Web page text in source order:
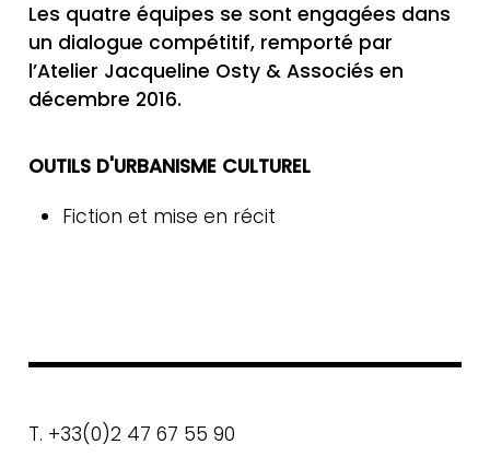
Les quatre équipes se sont engagées dans
un dialogue compétitif, remporté par
l’Atelier Jacqueline Osty & Associés en
décembre 2016.
OUTILS D'URBANISME CULTUREL
Fiction et mise en récit
T. +33(0)2 47 67 55 90